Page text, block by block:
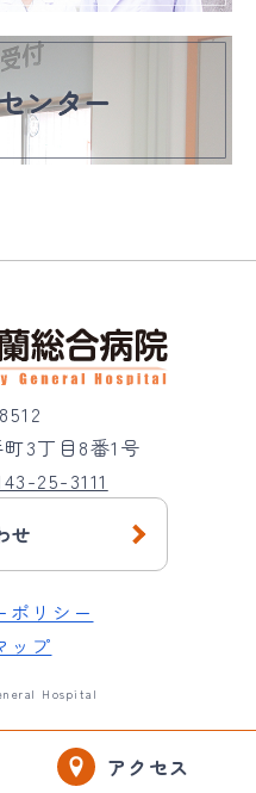
3丁目8番1号
25-3111
せ
ポリシー
ップ
Hospital
アクセス